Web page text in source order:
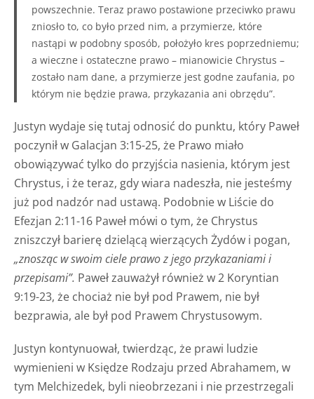
powszechnie. Teraz prawo postawione przeciwko prawu
zniosło to, co było przed nim, a przymierze, które
nastąpi w podobny sposób, położyło kres poprzedniemu;
a wieczne i ostateczne prawo – mianowicie Chrystus –
zostało nam dane, a przymierze jest godne zaufania, po
którym nie będzie prawa, przykazania ani obrzędu”.
Justyn wydaje się tutaj odnosić do punktu, który Paweł
poczynił w Galacjan 3:15-25, że Prawo miało
obowiązywać tylko do przyjścia nasienia, którym jest
Chrystus, i że teraz, gdy wiara nadeszła, nie jesteśmy
już pod nadzór nad ustawą. Podobnie w Liście do
Efezjan 2:11-16 Paweł mówi o tym, że Chrystus
zniszczył barierę dzielącą wierzących Żydów i pogan,
„znosząc w swoim ciele prawo z jego przykazaniami i
przepisami”. Paweł zauważył również w 2 Koryntian
9:19-23, że chociaż nie był pod Prawem, nie był
bezprawia, ale był pod Prawem Chrystusowym.
Justyn kontynuował, twierdząc, że prawi ludzie
wymienieni w Księdze Rodzaju przed Abrahamem, w
tym Melchizedek, byli nieobrzezani i nie przestrzegali